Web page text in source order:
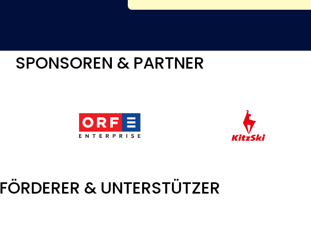
SPONSOREN & PARTNER
FÖRDERER & UNTERSTÜTZER